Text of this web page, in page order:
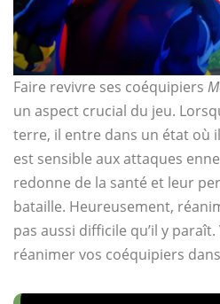
Faire revivre ses coéquipiers
un aspect crucial du jeu.
terre, il entre dans un état où
est sensible aux attaques
redonne de la santé et leur
bataille. Heureusement,
pas aussi difficile qu’il y
réanimer vos coéquipiers dans